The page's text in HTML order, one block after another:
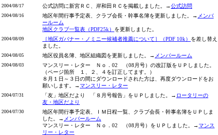
2004/08/17 公式訪問に新宮ＲＣ、岸和田ＲＣを掲載しました。→公式訪問
2004/08/16 地区年間行事予定表、クラブ会長・幹事名簿を更新しました。→ メンバ
ールーム
地区クラブ一覧表（PDF25k） を更新しました。
2004/08/09 ［地区ガバナー・ノミニー候補者推薦について］（PDF 10k） を差し替え
ました。
2004/08/05 地区役員名簿、地区組織図を更新しました。→ メンバールーム
2004/08/03
マンスリー・レター Ｎｏ．02 （08月号）の改訂版をＵＰしました。
（ページ箇所 １、２、４を訂正してます。）
８月１日～３日の間にダウンロードされた方は、再度ダウンロードをお
願いします。→マンスリー・レター
2004/07/31 「友」地区だより 「８月号報告」をＵＰしました。→ ロータリーの
友・地区だより
2004/07/30
地区年間行事予定表、ＩＭ日程一覧、クラブ会長・幹事名簿をＵＰしま
した。→ メンバールーム
マンスリー・レター Ｎｏ．02 （08月号）をＵＰしました。→マンス
リー・レター